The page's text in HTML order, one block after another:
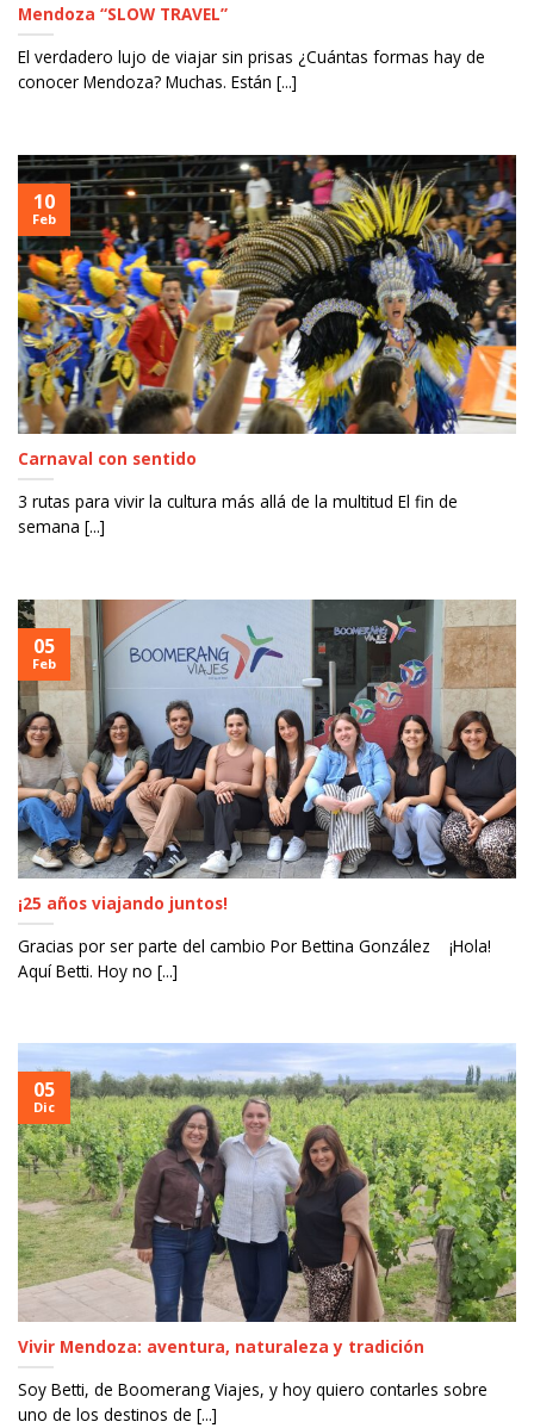
Mendoza “SLOW TRAVEL”
El verdadero lujo de viajar sin prisas ¿Cuántas formas hay de
conocer Mendoza? Muchas. Están [...]
Carnaval con sentido
3 rutas para vivir la cultura más allá de la multitud El fin de
semana [...]
10
Feb
¡25 años viajando juntos!
Gracias por ser parte del cambio Por Bettina González ¡Hola!
Aquí Betti. Hoy no [...]
05
Feb
Vivir Mendoza: aventura, naturaleza y tradición
Soy Betti, de Boomerang Viajes, y hoy quiero contarles sobre
uno de los destinos de [...]
05
Dic